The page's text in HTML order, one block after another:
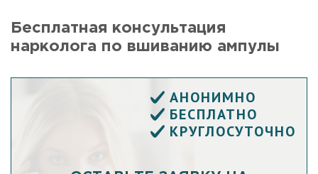
Бесплатная консультация
нарколога по вшиванию ампулы
АНОНИМНО
БЕСПЛАТНО
КРУГЛОСУТОЧНО